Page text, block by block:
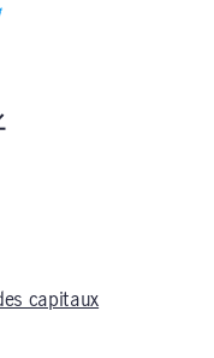
capitaux